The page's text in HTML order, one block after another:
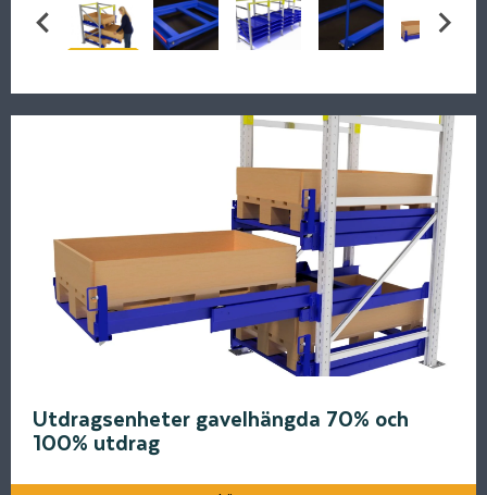
Utdragsenheter gavelhängda 70% och
100% utdrag